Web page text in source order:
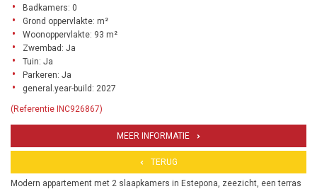
Badkamers: 0
Grond oppervlakte: m²
Woonoppervlakte: 93 m²
Zwembad: Ja
Tuin: Ja
Parkeren: Ja
general.year-build: 2027
(Referentie INC926867)
MEER INFORMATIE
TERUG
Modern appartement met 2 slaapkamers in Estepona, zeezicht, een terras